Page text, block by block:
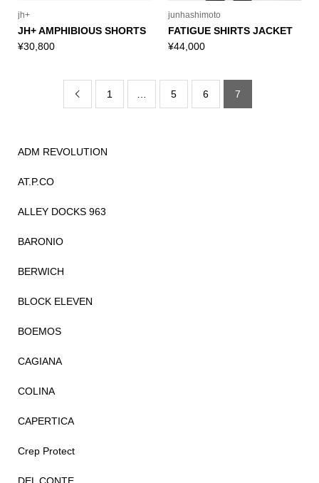
jh+
JH+ AMPHIBIOUS SHORTS
¥30,800
junhashimoto
FATIGUE SHIRTS JACKET
¥44,000
 1 … 5 6 7
ADM REVOLUTION
AT.P.CO
ALLEY DOCKS 963
BARONIO
BERWICH
BLOCK ELEVEN
BOEMOS
CAGIANA
COLINA
CAPERTICA
Crep Protect